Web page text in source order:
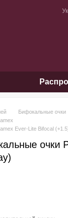
Бифокальные очки
Ever-Lite Bifocal
очки